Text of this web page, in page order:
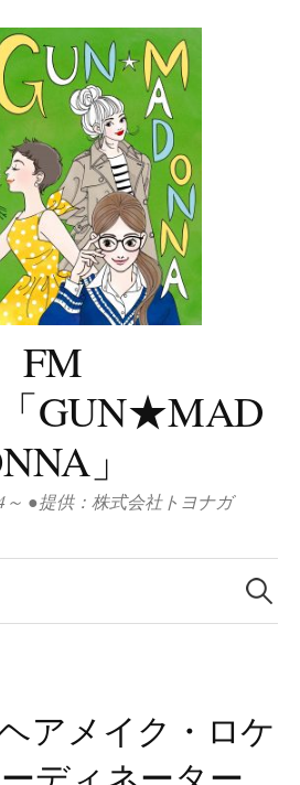
FM
GUN★MAD
」
～ ●提供：株式会社トヨナガ
検
索:
アメイク・ロケ